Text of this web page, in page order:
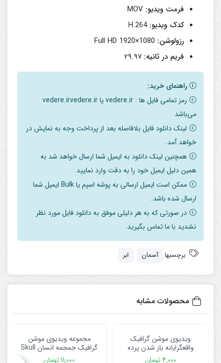
فرمت ویدیو:
کدک ویدیو: H.264
رزولوشن:
فریم در ثانیه:
راهنمای خرید:
می‌باشد
لینک دانلود فایل بلافاصله بعد از پرداخت وجه به نمایش در
خواهد آمد.
همچنین لینک دانلود به ایمیل شما ارسال خواهد شد به
همین دلیل ایمیل خود را به دقت وارد نمایید.
ممکن است ایمیل ارسالی به پوشه اسپم یا Bulk ایمیل شما
ارسال شده باشد.
در صورتی که به هر دلیلی موفق به دانلود فایل مورد نظر
نشدید با ما تماس بگیرید.
برچسبها آسمان ابر
محصولات مشابه
ویدیوی موشن گرافیک
واقعگرایانه باز شدن پرده
سینما4,000تومان
مجموعه ویدیوی موشن
گرافیک جمجمه انسان Skull
Loop Pack
11,000تومان